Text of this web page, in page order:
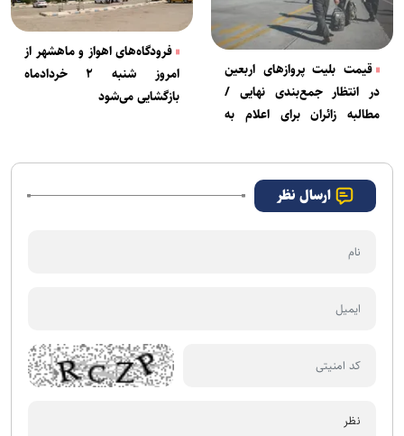
قیمت بلیت پرواز‌های اربعین
در انتظار جمع‌بندی نهایی /
مطالبه زائران برای اعلام به
فرودگاه‌های اهواز و ماهشهر از
امروز شنبه ۲ خردادماه
بازگشایی می‌شود
ارسال نظر